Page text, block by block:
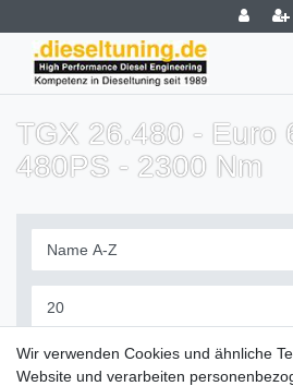
TGX 26.480 - Euro
480PS - 2300 Nm
Filter
Wir verwenden Cookies und ähnliche
Website und verarbeiten